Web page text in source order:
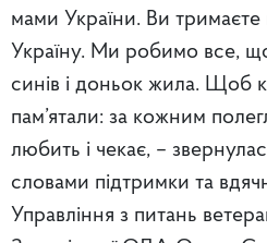
мами України. Ви тримаєте
Україну. Ми робимо все,
синів і доньок жила. Щоб
пам’ятали: за кожним
любить і чекає, –
словами підтримки та
Управління з питань